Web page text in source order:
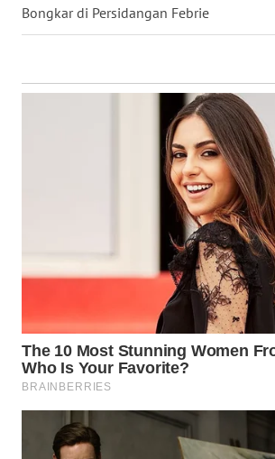
Bongkar di Persidangan Febrie
WN
SULUT
WN
TOBA
WN
NIAS
WN